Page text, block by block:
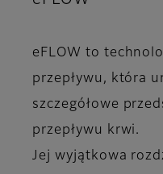
eFLOW to
przepływu, która
szczegółowe
przepływu krwi.
Jej wyjątkowa